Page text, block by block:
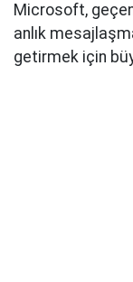
Microsoft,
anlık
getirmek için